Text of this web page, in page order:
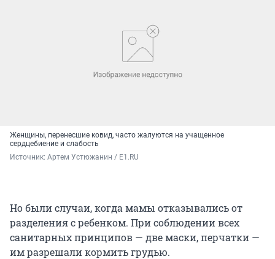
Женщины, перенесшие ковид, часто жалуются на учащенное
сердцебиение и слабость
Источник: Артем Устюжанин / Е1.RU
Но были случаи, когда мамы отказывались от
разделения с ребенком. При соблюдении всех
санитарных принципов — две маски, перчатки —
им разрешали кормить грудью.